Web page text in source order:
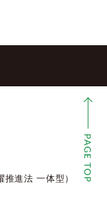
進法 一体型）